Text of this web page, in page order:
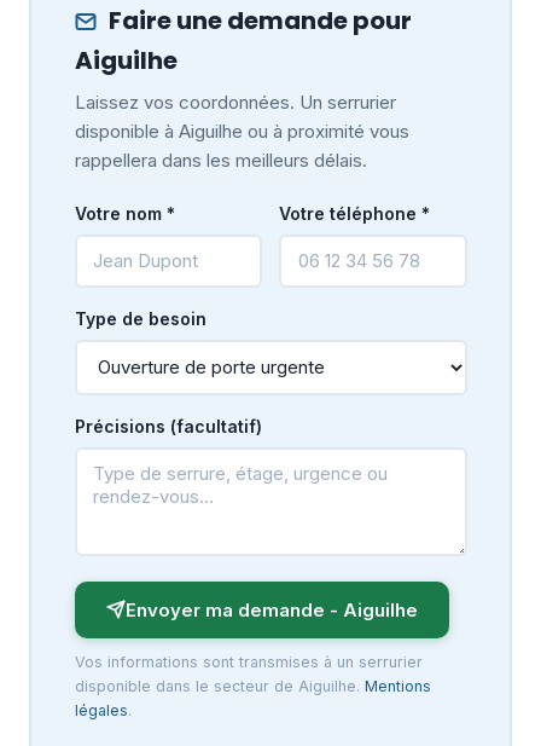
Faire une demande pour
Aiguilhe
Laissez vos coordonnées. Un serrurier
disponible à Aiguilhe ou à proximité vous
rappellera dans les meilleurs délais.
Votre nom * Votre téléphone *
Type de besoin
Précisions (facultatif)
Envoyer ma demande - Aiguilhe
Vos informations sont transmises à un serrurier
disponible dans le secteur de Aiguilhe. Mentions
légales.